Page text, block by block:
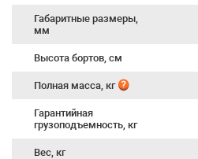
Габаритные размеры,
мм
Высота бортов, см
Полная масса, кг
Гарантийная
грузоподъемность, кг
Вес, кг